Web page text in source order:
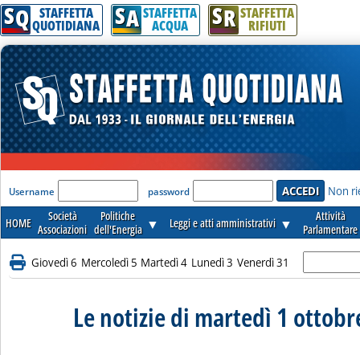
SQ STAFFETTA
QUOTIDIANA SA STAFFETTA
ACQUA SR STAFFETTA
RIFIUTI
'Modulo Login per accedere'
Username password Non
HOME
Società
Associazioni
Politiche
dell'Energia ▼ Leggi e atti amministrativi ▼
Attività
Parlamentare
Giovedì 6 Mercoledì 5 Martedì 4 Lunedì 3 Venerdì 31
Le notizie di martedì 1